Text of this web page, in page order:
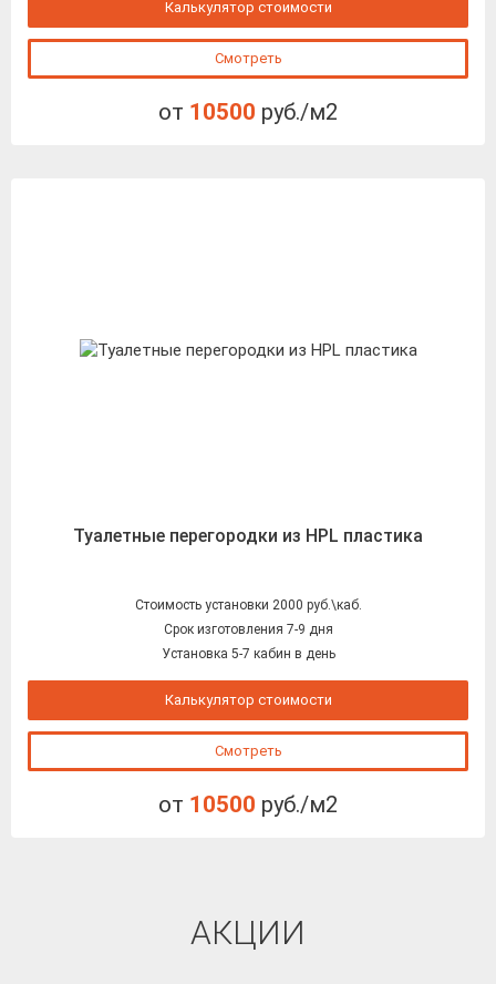
Калькулятор стоимости
Смотреть
от 10500 руб./м2
Туалетные перегородки из HPL пластика
Стоимость установки 2000 руб.\каб.
Срок изготовления 7-9 дня
Установка 5-7 кабин в день
Калькулятор стоимости
Смотреть
от 10500 руб./м2
АКЦИИ